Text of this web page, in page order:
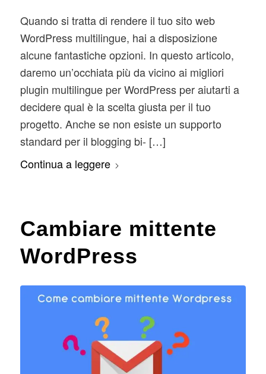
Quando si tratta di rendere il tuo sito web
WordPress multilingue, hai a disposizione
alcune fantastiche opzioni. In questo articolo,
daremo un’occhiata più da vicino ai migliori
plugin multilingue per WordPress per aiutarti a
decidere qual è la scelta giusta per il tuo
progetto. Anche se non esiste un supporto
standard per il blogging bi- […]
Continua a leggere
Cambiare mittente
WordPress